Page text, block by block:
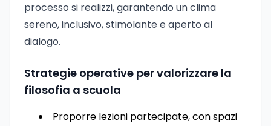
processo si realizzi, garantendo un clima
sereno, inclusivo, stimolante e aperto al
dialogo.
Strategie operative per valorizzare la
filosofia a scuola
Proporre lezioni partecipate, con spazi